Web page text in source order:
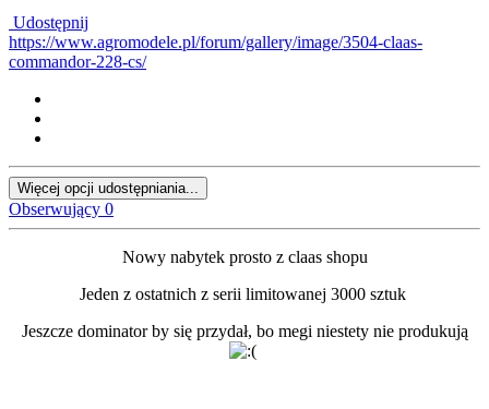
Udostępnij
https://www.agromodele.pl/forum/gallery/image/3504-claas-
commandor-228-cs/
Więcej opcji udostępniania...
Obserwujący 0
Nowy nabytek prosto z claas shopu
Jeden z ostatnich z serii limitowanej 3000 sztuk
Jeszcze dominator by się przydał, bo megi niestety nie produkują